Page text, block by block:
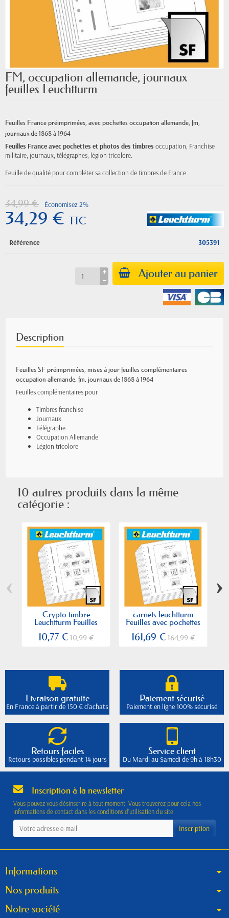
FM, occupation allemande, journaux
feuilles Leuchtturm
Feuilles France préimprimées avec pochettesoccupation allemande, fm,
journaux de 1868 à 1964
Feuilles France avec pochettes et photos des timbres occupation, Franchise
militaire, journaux, télégraphes, légion tricolore.
Feuille de qualité pour compléter sa collection de timbres de France
34,99 € Économisez 2%
34,29 € TTC
Référence 305391
Ajouter au panier
Description
Feuilles SF préimprimées mises à jour feuilles complémentaires
occupation allemande, fm, journaux de 1868 à 1964
Feuilles complémentaires pour
Timbres franchise
Journaux
Télégraphe
Occupation Allemande
Légion tricolore
10 autres produits dans la même
catégorie :
Crypto timbre
Leuchtturm Feuilles
10,77 €10,99 €
carnets leuchtturm
Feuilles avec pochettes
161,69 €164,99 €
‹ ›
Livraison gratuite
En France à partir de 150 € d'achats
Paiement sécurisé
Paiement en ligne 100% sécurisé
Retours faciles
Retours possibles pendant 14 jours
Service client
Du Mardi au Samedi de 9h à 18h30
Inscription à la newsletter
Vous pouvez vous désinscrire à tout moment. Vous trouverez pour cela nos
informations de contact dans les conditions d'utilisation du site.
Informations
Nos produits
Notre société